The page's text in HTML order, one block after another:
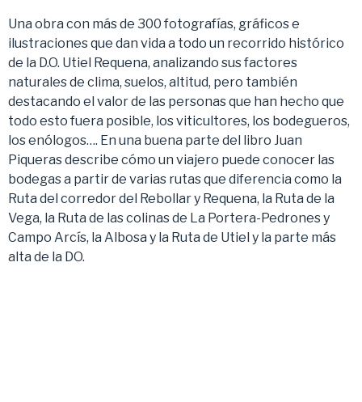
Una obra con más de 300 fotografías, gráficos e
ilustraciones que dan vida a todo un recorrido histórico
de la D.O. Utiel Requena, analizando sus factores
naturales de clima, suelos, altitud, pero también
destacando el valor de las personas que han hecho que
todo esto fuera posible, los viticultores, los bodegueros,
los enólogos…. En una buena parte del libro Juan
Piqueras describe cómo un viajero puede conocer las
bodegas a partir de varias rutas que diferencia como la
Ruta del corredor del Rebollar y Requena, la Ruta de la
Vega, la Ruta de las colinas de La Portera-Pedrones y
Campo Arcís, la Albosa y la Ruta de Utiel y la parte más
alta de la DO.